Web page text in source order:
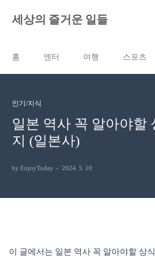
세상의 즐거운 일들
홈 엔터 여행 스포츠
인기/지식
일본 역사 꼭 알아야할
지 (일본사)
by EnjoyToday 2024. 5. 10.
이 글에서는 일본 역사 꼭 알아야할 상